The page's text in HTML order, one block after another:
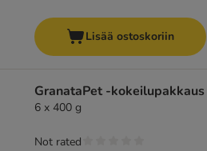
Lisää ostoskoriin
GranataPet -kokeilupakkaus
6 x 400 g
Not rated